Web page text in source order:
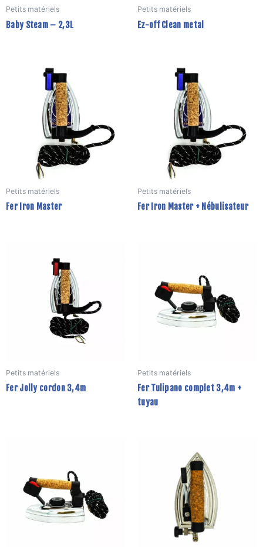
Petits matériels
Baby Steam – 2,3L
Petits matériels
Ez-off Clean metal
Petits matériels
Fer Iron Master
Petits matériels
Fer Iron Master + Nébulisateur
Petits matériels
Fer Jolly cordon 3,4m
Petits matériels
Fer Tulipano complet 3,4m +
tuyau